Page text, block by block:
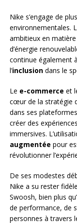
Nike s’engage de
environnementales.
ambitieux en matière
d’énergie
continue également
l’inclusion dans le
Le e-commerce et
cœur de la stratégie
dans ses
créer des
immersives.
augmentée pour
révolutionner
De ses modestes
Nike a su rester
Swoosh, bien plus
de performance, de
personnes à travers